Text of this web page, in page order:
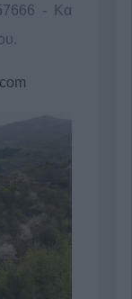
- Κα